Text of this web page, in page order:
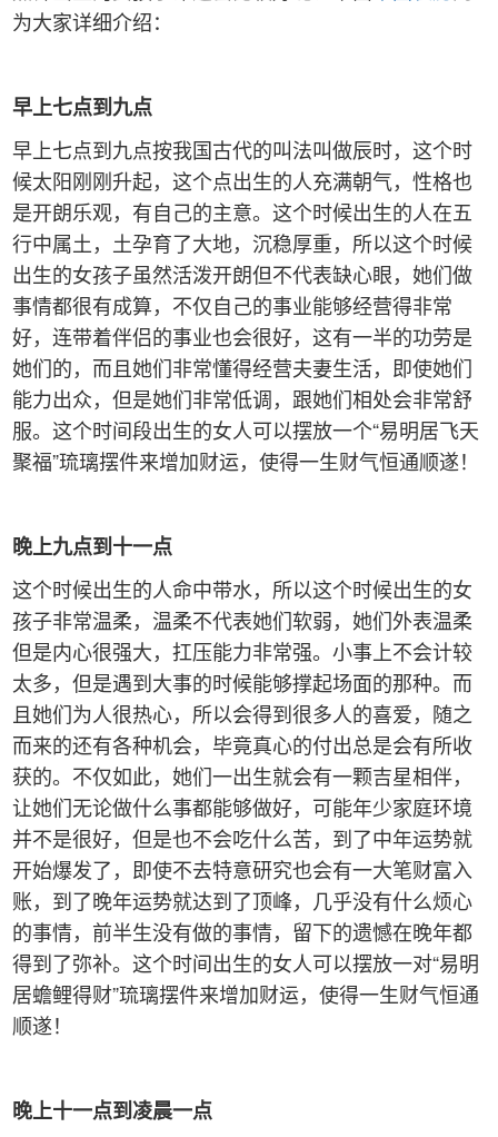
为大家详细介绍：
早上七点到九点
早上七点到九点按我国古代的叫法叫做辰时，这个时
候太阳刚刚升起，这个点出生的人充满朝气，性格也
是开朗乐观，有自己的主意。这个时候出生的人在五
行中属土，土孕育了大地，沉稳厚重，所以这个时候
出生的女孩子虽然活泼开朗但不代表缺心眼，她们做
事情都很有成算，不仅自己的事业能够经营得非常
好，连带着伴侣的事业也会很好，这有一半的功劳是
她们的，而且她们非常懂得经营夫妻生活，即使她们
能力出众，但是她们非常低调，跟她们相处会非常舒
服。这个时间段出生的女人可以摆放一个“易明居飞天
聚福”琉璃摆件来增加财运，使得一生财气恒通顺遂！
晚上九点到十一点
这个时候出生的人命中带水，所以这个时候出生的女
孩子非常温柔，温柔不代表她们软弱，她们外表温柔
但是内心很强大，扛压能力非常强。小事上不会计较
太多，但是遇到大事的时候能够撑起场面的那种。而
且她们为人很热心，所以会得到很多人的喜爱，随之
而来的还有各种机会，毕竟真心的付出总是会有所收
获的。不仅如此，她们一出生就会有一颗吉星相伴，
让她们无论做什么事都能够做好，可能年少家庭环境
并不是很好，但是也不会吃什么苦，到了中年运势就
开始爆发了，即使不去特意研究也会有一大笔财富入
账，到了晚年运势就达到了顶峰，几乎没有什么烦心
的事情，前半生没有做的事情，留下的遗憾在晚年都
得到了弥补。这个时间出生的女人可以摆放一对“易明
居蟾鲤得财”琉璃摆件来增加财运，使得一生财气恒通
顺遂！
晚上十一点到凌晨一点